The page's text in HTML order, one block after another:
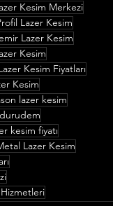
Kesim Merkezi
Lazer Kesim
Lazer Kesim
Kesim
Kesim Fiyatları
Kesim
lazer kesim
durudem
kesim fiyatı
Lazer Kesim